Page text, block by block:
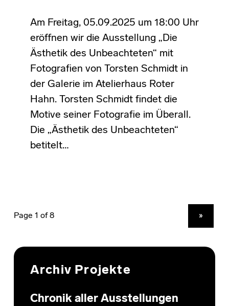
Am Freitag, 05.09.2025 um 18:00 Uhr
eröffnen wir die Ausstellung „Die
Ästhetik des Unbeachteten“ mit
Fotografien von Torsten Schmidt in
der Galerie im Atelierhaus Roter
Hahn. Torsten Schmidt findet die
Motive seiner Fotografie im Überall.
Die „Ästhetik des Unbeachteten“
betitelt…
»
Archiv Projekte
Chronik aller Ausstellungen